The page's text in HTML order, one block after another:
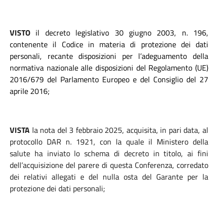
VISTO il decreto legislativo 30 giugno 2003, n. 196,
contenente il Codice in materia di protezione dei dati
personali, recante disposizioni per l’adeguamento della
normativa nazionale alle disposizioni del Regolamento (UE)
2016/679 del Parlamento Europeo e del Consiglio del 27
aprile 2016;
VISTA la nota del 3 febbraio 2025, acquisita, in pari data, al
protocollo DAR n. 1921, con la quale il Ministero della
salute ha inviato lo schema di decreto in titolo, ai fini
dell’acquisizione del parere di questa Conferenza, corredato
dei relativi allegati e del nulla osta del Garante per la
protezione dei dati personali;